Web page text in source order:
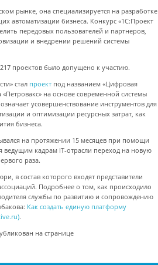
рынке, она специализируется на разработке
автоматизации бизнеса. Конкурс «1С:Проект
передовых пользователей и партнеров,
и внедрении решений системы
проектов было допущено к участию.
стал проект под названием «Цифровая
на основе современной системы
усовершенствование инструментов для
и оптимизации ресурсных затрат, как
бизнеса.
на протяжении 15 месяцев при помощи
ведущим кадрам IT-отрасли переход на новую
раза.
в состав которого входят представители
Подробнее о том, как происходило
службы по развитию и сопровождению
Как создать единую платформу
.
на странице